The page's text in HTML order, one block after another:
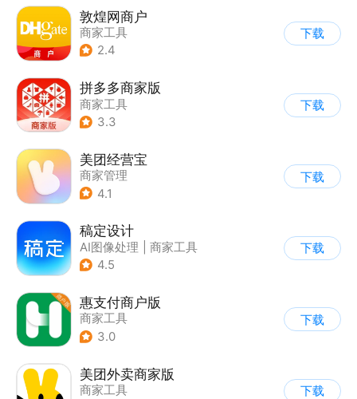
敦煌网商户
商家工具
2.4
下载
拼多多商家版
商家工具
3.3
下载
美团经营宝
商家管理
4.1
下载
稿定设计
AI图像处理
商家工具
4.5
下载
惠支付商户版
商家工具
3.0
下载
美团外卖商家版
商家工具
下载